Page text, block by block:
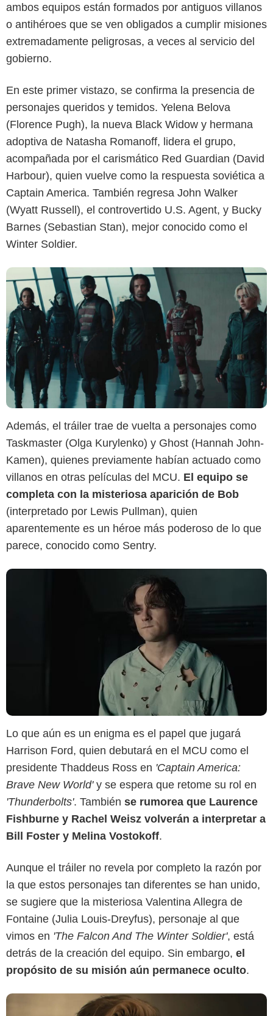
ambos equipos están formados por antiguos villanos
o antihéroes que se ven obligados a cumplir misiones
extremadamente peligrosas, a veces al servicio del
gobierno.
En este primer vistazo, se confirma la presencia de
personajes queridos y temidos. Yelena Belova
(Florence Pugh), la nueva Black Widow y hermana
adoptiva de Natasha Romanoff, lidera el grupo,
acompañada por el carismático Red Guardian (David
Harbour), quien vuelve como la respuesta soviética a
Captain America. También regresa John Walker
(Wyatt Russell), el controvertido U.S. Agent, y Bucky
Barnes (Sebastian Stan), mejor conocido como el
Winter Soldier.
Marvel Studios
Además, el tráiler trae de vuelta a personajes como
Taskmaster (Olga Kurylenko) y Ghost (Hannah John-
Kamen), quienes previamente habían actuado como
villanos en otras películas del MCU. El equipo se
completa con la misteriosa aparición de Bob
(interpretado por Lewis Pullman), quien
aparentemente es un héroe más poderoso de lo que
parece, conocido como Sentry.
Marvel Studios
Lo que aún es un enigma es el papel que jugará
Harrison Ford, quien debutará en el MCU como el
presidente Thaddeus Ross en 'Captain America:
Brave New World'y se espera que retome su rol en
'Thunderbolts'. También se rumorea que Laurence
Fishburne y Rachel Weisz volverán a interpretar a
Bill Foster y Melina Vostokoff.
Aunque el tráiler no revela por completo la razón por
la que estos personajes tan diferentes se han unido,
se sugiere que la misteriosa Valentina Allegra de
Fontaine (Julia Louis-Dreyfus), personaje al que
vimos en 'The Falcon And The Winter Soldier', está
detrás de la creación del equipo. Sin embargo, el
propósito de su misión aún permanece oculto.
Marvel Studios